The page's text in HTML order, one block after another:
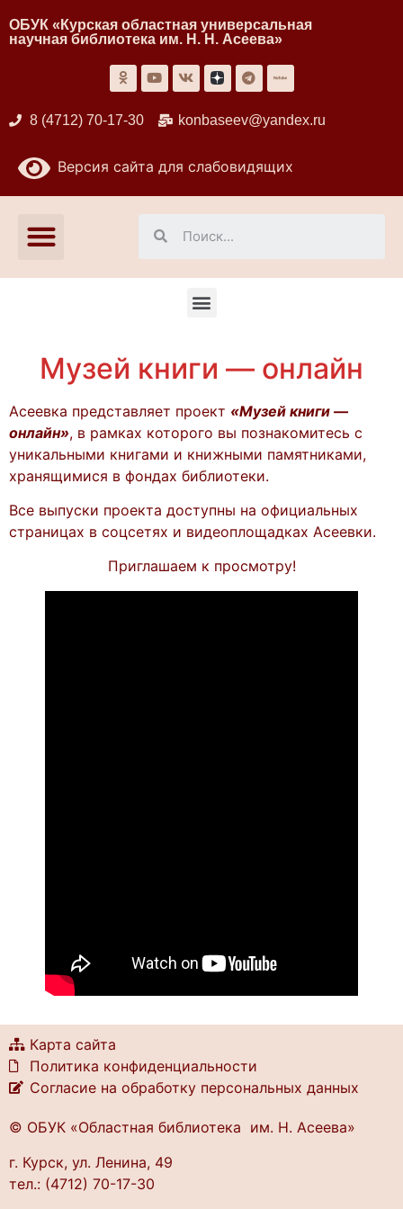
ОБУК «Курская областная универсальная
научная библиотека им. Н. Н. Асеева»
8 (4712) 70-17-30 konbaseev@yandex.ru
Версия сайта для слабовидящих
Музей книги — онлайн
Асеевка представляет проект «Музей книги —
онлайн», в рамках которого вы познакомитесь с
уникальными книгами и книжными памятниками,
хранящимися в фондах библиотеки.
Все выпуски проекта доступны на официальных
страницах в соцсетях и видеоплощадках Асеевки.
Приглашаем к просмотру!
Карта сайта
Политика конфиденциальности
Согласие на обработку персональных данных
© ОБУК «Областная библиотека им. Н. Асеева»
г. Курск, ул. Ленина, 49
тел.: (4712) 70-17-30